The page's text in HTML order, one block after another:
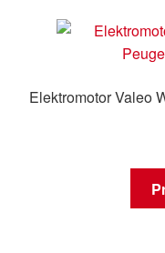
Elektromotor Valeo